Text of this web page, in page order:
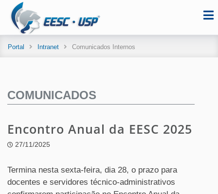
Portal Intranet Comunicados Internos
COMUNICADOS
Encontro Anual da EESC 2025
27/11/2025
Termina nesta sexta-feira, dia 28, o prazo para
docentes e servidores técnico-administrativos